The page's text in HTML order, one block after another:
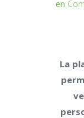
en
La